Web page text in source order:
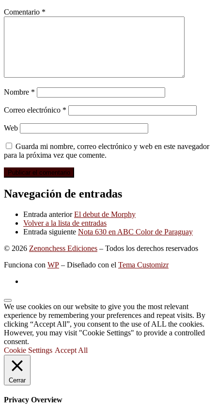
Comentario *
Nombre *
Correo electrónico *
Web
Guarda mi nombre, correo electrónico y web en este navegador
para la próxima vez que comente.
Navegación de entradas
Entrada anterior El debut de Morphy
Volver a la lista de entradas
Entrada siguiente Nota 630 en ABC Color de Paraguay
© 2026 Zenonchess Ediciones – Todos los derechos reservados
Funciona con WP – Diseñado con el Tema Customizr
We use cookies on our website to give you the most relevant
experience by remembering your preferences and repeat visits. By
clicking “Accept All”, you consent to the use of ALL the cookies.
However, you may visit "Cookie Settings" to provide a controlled
consent.
Cookie Settings Accept All
Cerrar
Privacy Overview